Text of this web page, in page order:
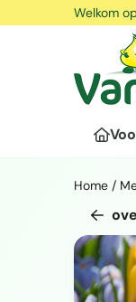
Cookievoorkeuren
Welkom
Home /